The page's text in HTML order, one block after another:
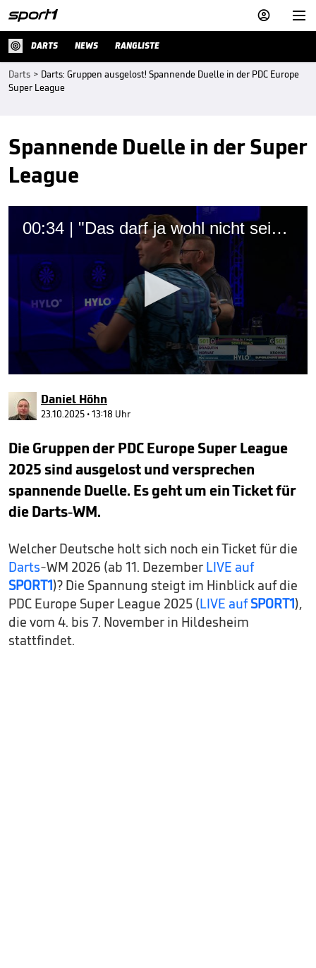


DARTS NEWS RANGLISTE
Darts > Darts: Gruppen ausgelost! Spannende Duelle in der PDC Europe
Super League
Spannende Duelle in der Super
League
00:34 | "Das darf ja wohl nicht sein": Verrückte Darts-Szenen
seconds
of
34
seconds
Daniel Höhn
23.10.2025 • 13:18 Uhr
Die Gruppen der PDC Europe Super League
2025 sind ausgelost und versprechen
spannende Duelle. Es geht um ein Ticket für
die Darts-WM.
Welcher Deutsche holt sich noch ein Ticket für die
Darts-WM 2026 (ab 11. Dezember LIVE auf
SPORT1)? Die Spannung steigt im Hinblick auf die
PDC Europe Super League 2025 (LIVE aufSPORT1),
die vom 4. bis 7. November in Hildesheim
stattfindet.